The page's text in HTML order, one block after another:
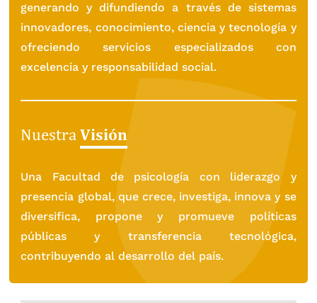
generando y difundiendo a través de sistemas
innovadores, conocimiento, ciencia y tecnología y
ofreciendo servicios especializados con
excelencia y responsabilidad social.
NuestraVisión
Una Facultad de psicología con liderazgo y
presencia global, que crece, investiga, innova y se
diversifica, propone y promueve políticas
públicas y transferencia tecnológica,
contribuyendo al desarrollo del país.